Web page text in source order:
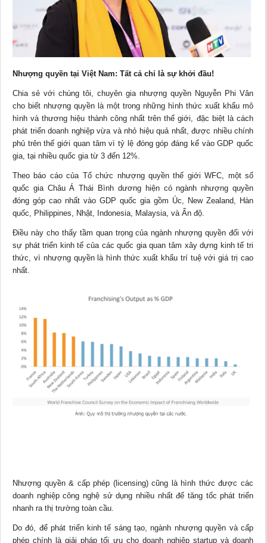
Nhượng quyền tại Việt Nam: Tất cả chỉ là sự khởi đầu!
Chia sẻ với chúng tôi, chuyên gia nhượng quyền Nguyễn Phi Vân
cho biết nhượng quyền là một trong những hình thức xuất khẩu mô
hình và thương hiệu thành công nhất trên thế giới, đặc biệt là cách
phát triển doanh nghiệp vừa và nhỏ hiệu quả nhất, được nhiều chính
phủ trên thế giới quan tâm vì tỷ lệ đóng góp đáng kể vào GDP quốc
gia, tại nhiều quốc gia từ 3 đến 12%.
Theobáo cáocủa Tổ chức nhượng quyền thế giới WFC, một số
quốc gia Châu Á Thái Bình dương hiện có ngành nhượng quyền
đóng góp cao nhất vào GDP quốc gia gồm Úc, New Zealand, Hàn
quốc, Philippines, Nhật, Indonesia, Malaysia, và Ấn độ.
Điều này cho thấy tầm quan trọng của ngành nhượng quyền đối với
sự phát triển kinh tế của các quốc gia quan tâm xây dựng kinh tế tri
thức, vì nhượng quyền là hình thức xuất khẩu trí tuệ với giá trị cao
nhất.
Nhượng quyền & cấp phép (licensing) cũng là hình thức được các
doanh nghiệp công nghệ sử dụng nhiều nhất để tăng tốc phát triển
nhanh ra thị trường toàn cầu.
Do đó, để phát triển kinh tế sáng tạo, ngành nhượng quyền và cấp
phép chính là giải pháp tối ưu cho doanh nghiệp startup và doanh